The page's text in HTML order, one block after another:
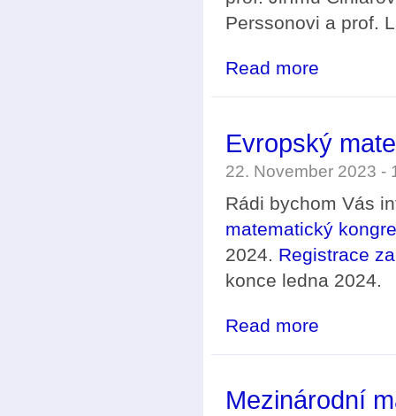
Perssonovi a prof.
Read more
Evropský
22. November 2023
Rádi bychom Vás
matematický
2024. Registrace
konce ledna 2024.
Read more
Mezinárodní